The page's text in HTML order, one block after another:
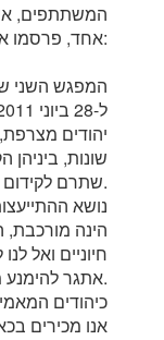
המשתתפים,
אחד, פרסמו את הסיכום הבא:
ל-28 ביוני 2011, בפריז, צרפת. בהסתמכותם על הצהרת הלסינקי 2010 (
יהודים
שונות,
שתרם לקידום דיוניהם בסוגיות מכריעות המתייחסות ליחסו של גוף המשיח לעם ישראל.
נושא
הינה מורכבת,
חיוניים ואל
אתגר להימנע מפרשנות רדודה ולחקור לעומק את רז עמנו.
כיהודים
אנו מכירים